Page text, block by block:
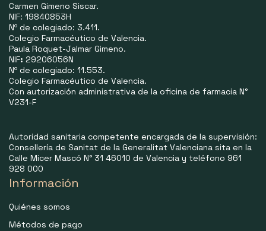
Carmen Gimeno Siscar.
NIF: 19840853H
Nº de colegiado: 3.411.
Colegio Farmacéutico de Valencia.
Paula Roquet-Jalmar Gimeno.
NIF: 29206056N
Nº de colegiado: 11.553.
Colegio Farmacéutico de Valencia.
Con autorización administrativa de la oficina de farmacia N°
V231-F
Autoridad sanitaria competente encargada de la supervisión:
Consellería de Sanitat de la Generalitat Valenciana sita en la
Calle Micer Mascó N° 31 46010 de Valencia y teléfono 961
928 000
Información
Quiénes somos
Métodos de pago